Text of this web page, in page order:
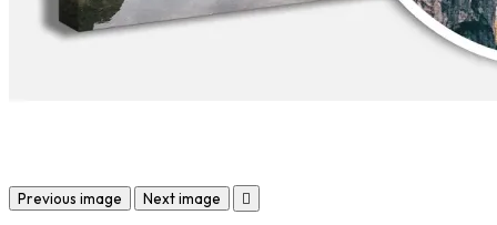
Previous image Next image 